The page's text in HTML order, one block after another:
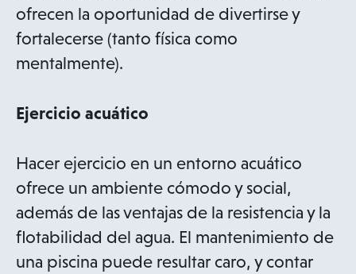
e
n
n
e
w
t
a
ofrecen la oportunidad de divertirse y
fortalecerse (tanto física como
mentalmente).
Ejercicio acuático
Hacer ejercicio en un entorno acuático
ofrece un ambiente cómodo y social,
además de las ventajas de la resistencia y la
flotabilidad del agua. El mantenimiento de
una piscina puede resultar caro, y contar